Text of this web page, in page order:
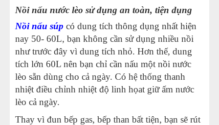
Nồi nấu nước lèo sử dụng an toàn, tiện dụng
Nồi nấu súp có dung tích thông dụng nhất hiện
nay 50- 60L, bạn không cần sử dụng nhiều nồi
như trước đây vì dung tích nhỏ. Hơn thế, dung
tích lớn 60L nên bạn chỉ cần nấu một nồi nước
lèo sẵn dùng cho cả ngày. Có hệ thống thanh
nhiệt điều chỉnh nhiệt độ linh họat giữ ấm nước
lèo cả ngày.
Thay vì đun bếp gas, bếp than bất tiện, bạn sẽ rút